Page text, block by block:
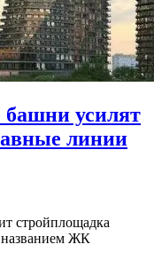
усилят
линии
стройплощадка
названием ЖК